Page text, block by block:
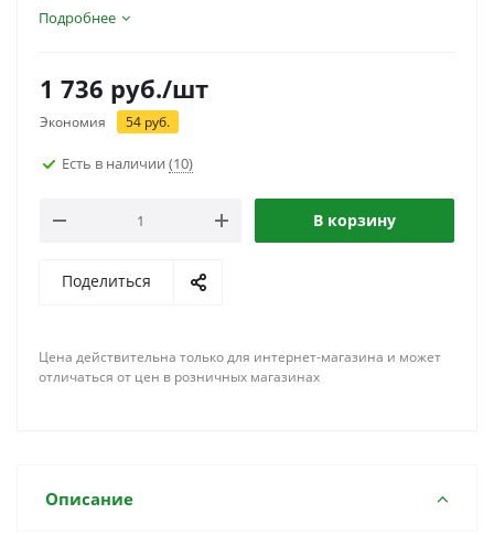
Подробнее
1 736 руб./шт
Экономия 54 руб.
Есть в наличии (10)
В корзину
Поделиться
Цена действительна только для интернет-магазина и может
отличаться от цен в розничных магазинах
Описание